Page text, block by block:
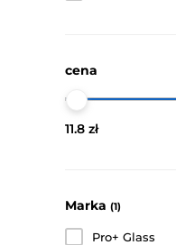
cena
11.8 zł
Marka (1)
Pro+ Glass